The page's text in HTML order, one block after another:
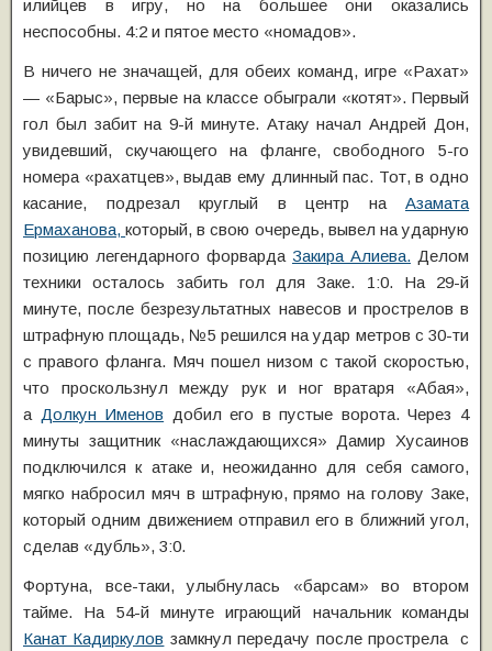
илийцев в игру, но на большее они оказались
неспособны. 4:2 и пятое место «номадов».
В ничего не значащей, для обеих команд, игре «Рахат»
— «Барыс», первые на классе обыграли «котят». Первый
гол был забит на 9-й минуте. Атаку начал Андрей Дон,
увидевший, скучающего на фланге, свободного 5-го
номера «рахатцев», выдав ему длинный пас. Тот, в одно
касание, подрезал круглый в центр на Азамата
Ермаханова,который, в свою очередь, вывел на ударную
позицию легендарного форварда Закира Алиева. Делом
техники осталось забить гол для Заке. 1:0. На 29-й
минуте, после безрезультатных навесов и прострелов в
штрафную площадь, №5 решился на удар метров с 30-ти
с правого фланга. Мяч пошел низом с такой скоростью,
что проскользнул между рук и ног вратаря «Абая»,
а Долкун Именов добил его в пустые ворота. Через 4
минуты защитник «наслаждающихся» Дамир Хусаинов
подключился к атаке и, неожиданно для себя самого,
мягко набросил мяч в штрафную, прямо на голову Заке,
который одним движением отправил его в ближний угол,
сделав «дубль», 3:0.
Фортуна, все-таки, улыбнулась «барсам» во втором
тайме. На 54-й минуте играющий начальник команды
Канат Кадиркулов замкнул передачу после прострела с